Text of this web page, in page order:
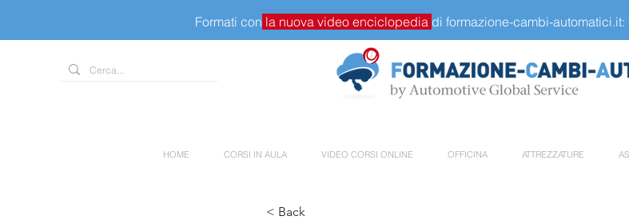
Formati con la nuova video enciclopedia di formazione-cambi-
HOME CORSI IN AULA VIDEO CORSI ONLINE OFFICINA ATTREZZATURE
< Back